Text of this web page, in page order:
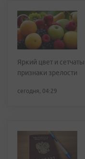
Яркий цвет и
признаки зрелости
сегодня, 04:29